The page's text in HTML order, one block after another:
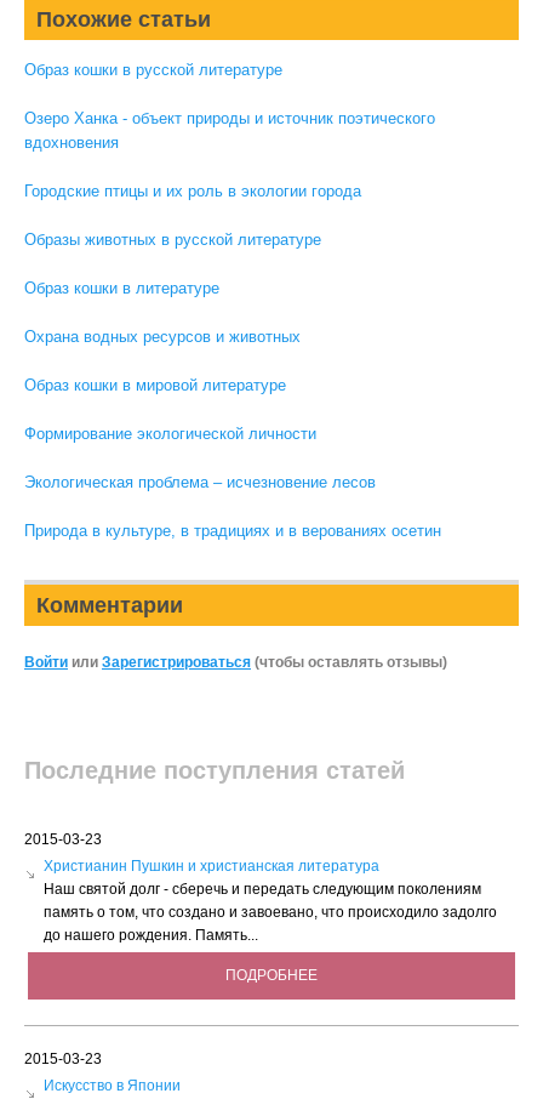
Похожие статьи
Образ кошки в русской литературе
Озеро Ханка - объект природы и источник поэтического
вдохновения
Городские птицы и их роль в экологии города
Образы животных в русской литературе
Образ кошки в литературе
Охрана водных ресурсов и животных
Образ кошки в мировой литературе
Формирование экологической личности
Экологическая проблема – исчезновение лесов
Природа в культуре, в традициях и в верованиях осетин
Комментарии
Войти или Зарегистрироваться (чтобы оставлять отзывы)
Последние поступления статей
2015-03-23
Христианин Пушкин и христианская литература
Наш святой долг - сберечь и передать следующим поколениям
память о том, что создано и завоевано, что происходило задолго
до нашего рождения. Память...
ПОДРОБНЕЕ
2015-03-23
Искусство в Японии